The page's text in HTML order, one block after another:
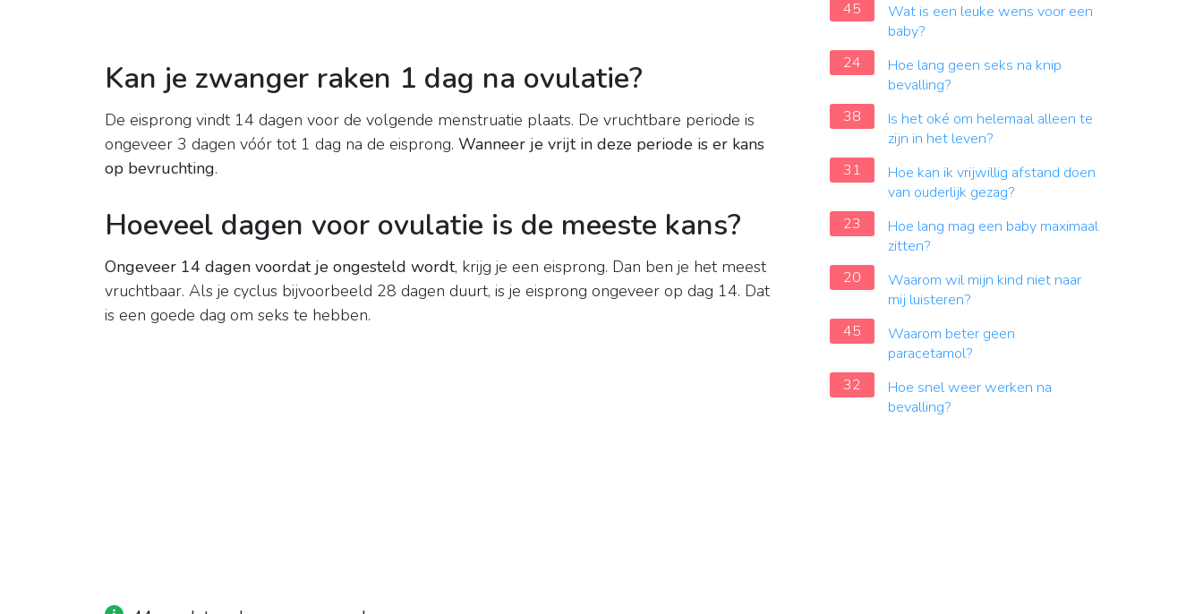
Kan je zwanger raken 1 dag na ovulatie?
De eisprong vindt 14 dagen voor de volgende menstruatie plaats. De vruchtbare periode is
ongeveer 3 dagen vóór tot 1 dag na de eisprong. Wanneer je vrijt in deze periode is er kans
op bevruchting.
Hoeveel dagen voor ovulatie is de meeste kans?
Ongeveer 14 dagen voordat je ongesteld wordt, krijg je een eisprong. Dan ben je het meest
vruchtbaar. Als je cyclus bijvoorbeeld 28 dagen duurt, is je eisprong ongeveer op dag 14. Dat
is een goede dag om seks te hebben.
45
Wat is een leuke wens voor een
baby?
24
Hoe lang geen seks na knip
bevalling?
38
Is het oké om helemaal alleen te
zijn in het leven?
31
Hoe kan ik vrijwillig afstand doen
van ouderlijk gezag?
23
Hoe lang mag een baby maximaal
zitten?
20
Waarom wil mijn kind niet naar
mij luisteren?
45
Waarom beter geen
paracetamol?
32
Hoe snel weer werken na
bevalling?